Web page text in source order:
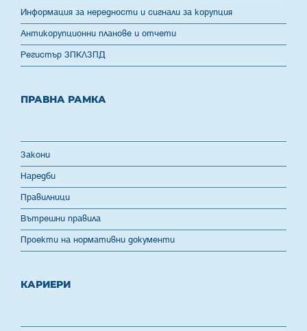
Информация за нередности и сигнали за корупция
Антикорупционни планове и отчети
Регистър ЗПКЛЗПД
ПРАВНА РАМКА
Закони
Наредби
Правилници
Вътрешни правила
Проекти на нормативни документи
КАРИЕРИ